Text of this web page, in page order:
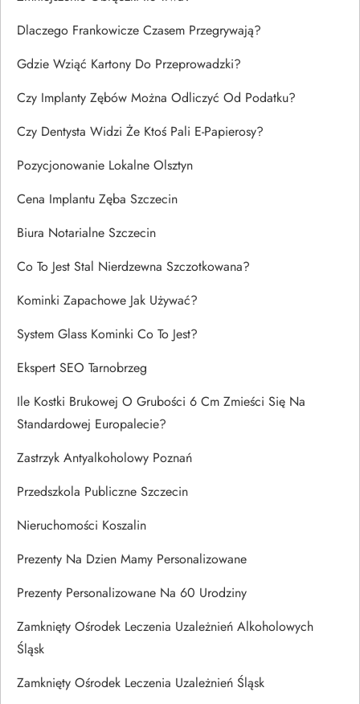
Dlaczego Frankowicze Czasem Przegrywają?
Gdzie Wziąć Kartony Do Przeprowadzki?
Czy Implanty Zębów Można Odliczyć Od Podatku?
Czy Dentysta Widzi Że Ktoś Pali E-Papierosy?
Pozycjonowanie Lokalne Olsztyn
Cena Implantu Zęba Szczecin
Biura Notarialne Szczecin
Co To Jest Stal Nierdzewna Szczotkowana?
Kominki Zapachowe Jak Używać?
System Glass Kominki Co To Jest?
Ekspert SEO Tarnobrzeg
Ile Kostki Brukowej O Grubości 6 Cm Zmieści Się Na
Standardowej Europalecie?
Zastrzyk Antyalkoholowy Poznań
Przedszkola Publiczne Szczecin
Nieruchomości Koszalin
Prezenty Na Dzien Mamy Personalizowane
Prezenty Personalizowane Na 60 Urodziny
Zamknięty Ośrodek Leczenia Uzależnień Alkoholowych
Śląsk
Zamknięty Ośrodek Leczenia Uzależnień Śląsk